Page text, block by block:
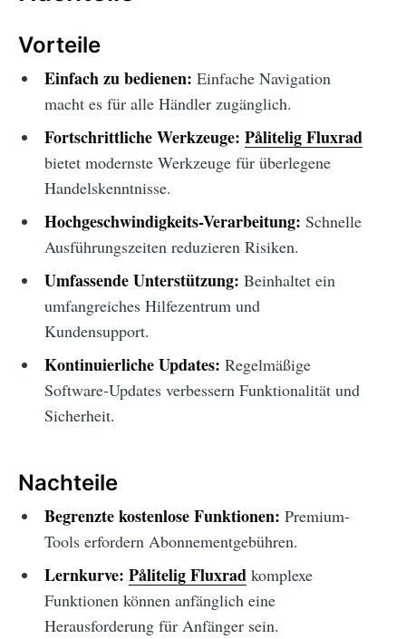
Vorteile
Einfach zu bedienen: Einfache Navigation
macht es für alle Händler zugänglich.
Fortschrittliche Werkzeuge: Pålitelig Fluxrad
bietet modernste Werkzeuge für überlegene
Handelskenntnisse.
Hochgeschwindigkeits-Verarbeitung: Schnelle
Ausführungszeiten reduzieren Risiken.
Umfassende Unterstützung: Beinhaltet ein
umfangreiches Hilfezentrum und
Kundensupport.
Kontinuierliche Updates: Regelmäßige
Software-Updates verbessern Funktionalität und
Sicherheit.
Nachteile
Begrenzte kostenlose Funktionen: Premium-
Tools erfordern Abonnementgebühren.
Lernkurve: Pålitelig Fluxrad komplexe
Funktionen können anfänglich eine
Herausforderung für Anfänger sein.